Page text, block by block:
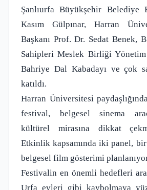
Şanlıurfa Büyükşehir Belediye
Kasım Gülpınar, Harran
Başkanı Prof. Dr. Sedat Benek,
Sahipleri Meslek Birliği Yönetim
Bahriye Dal Kabadayı ve çok
katıldı.
Harran Üniversitesi
festival, belgesel sinema
kültürel mirasına dikkat
Etkinlik kapsamında iki panel,
belgesel film gösterimi
Festivalin en önemli hedefleri
Urfa evleri gibi kaybolmaya